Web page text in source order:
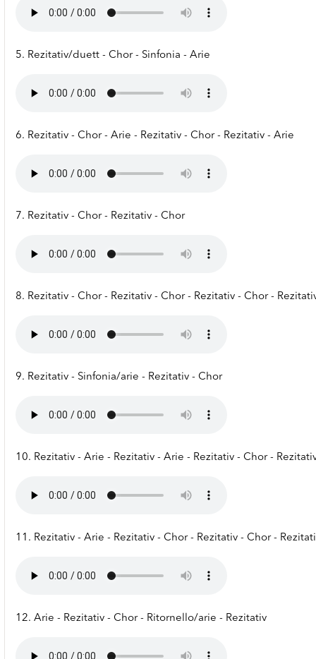
5. Rezitativ/duett - Chor - Sinfonia - Arie
6. Rezitativ - Chor - Arie - Rezitativ - Chor - Rezitativ - Arie
7. Rezitativ - Chor - Rezitativ - Chor
8. Rezitativ - Chor - Rezitativ - Chor - Rezitativ - Chor -
9. Rezitativ - Sinfonia/arie - Rezitativ - Chor
10. Rezitativ - Arie - Rezitativ - Arie - Rezitativ - Chor -
11. Rezitativ - Arie - Rezitativ - Chor - Rezitativ - Chor -
12. Arie - Rezitativ - Chor - Ritornello/arie - Rezitativ